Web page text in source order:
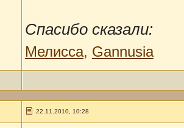
Спасибо сказали:
Мелисса, Gannusia
22.11.2010, 10:28